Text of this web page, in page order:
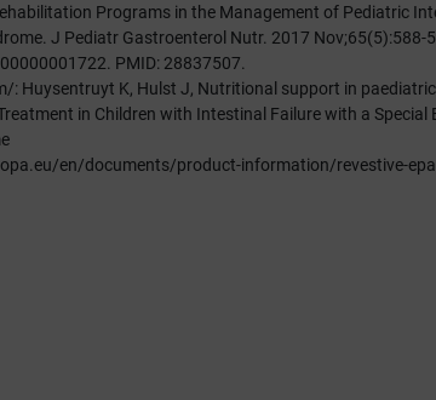
Programs in the Management of Pediatric
J Pediatr Gastroenterol Nutr. 2017 Nov;65(5):588-
PMID: 28837507.
: Huysentruyt K, Hulst J, Nutritional support in
in Children with Intestinal Failure with a Special
en/documents/product-information/revestive-